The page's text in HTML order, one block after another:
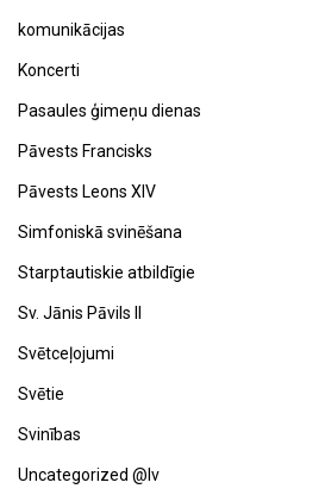
komunikācijas
Koncerti
Pasaules ģimeņu dienas
Pāvests Francisks
Pāvests Leons XIV
Simfoniskā svinēšana
Starptautiskie atbildīgie
Sv. Jānis Pāvils II
Svētceļojumi
Svētie
Svinības
Uncategorized @lv